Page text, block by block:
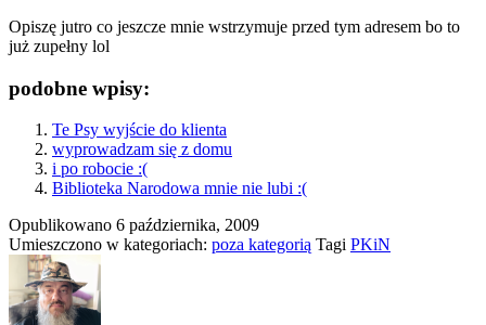
Opiszę jutro co jeszcze mnie wstrzymuje przed tym adresem bo to
już zupełny lol
podobne wpisy:
Te Psy wyjście do klienta
wyprowadzam się z domu
i po robocie :(
Biblioteka Narodowa mnie nie lubi :(
Opublikowano 6 października, 2009
Umieszczono w kategoriach: poza kategorią Tagi PKiN